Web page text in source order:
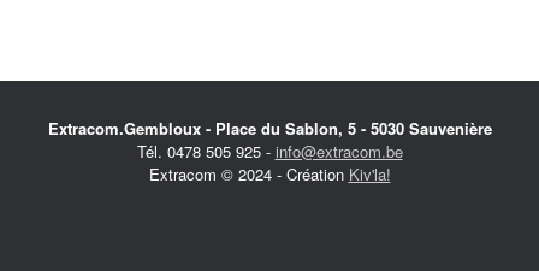
Extracom.Gembloux - Place du Sablon, 5 - 5030 Sauvenière
Tél. 0478 505 925 - info@extracom.be
Extracom © 2024 - Création Kiv'la!